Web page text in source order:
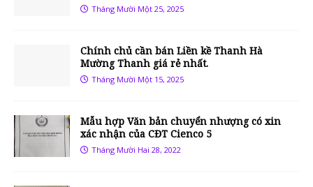
Tháng Mười Một 25, 2025
Chính chủ cần bán Liền kề Thanh Hà
Mường Thanh giá rẻ nhất.
Tháng Mười Một 15, 2025
Mẫu hợp Văn bản chuyển nhượng có xin
xác nhận của CĐT Cienco 5
Tháng Mười Hai 28, 2022